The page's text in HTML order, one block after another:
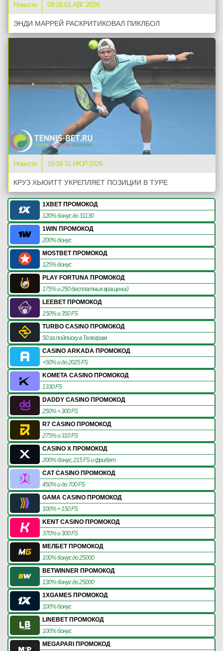
Новости 09:26 01 АВГ 2026
ЭНДИ МАРРЕЙ РАСКРИТИКОВАЛ ПИКЛБОЛ
Новости 19:34 31 ИЮЛ 2026
КРУЗ ХЬЮИТТ УКРЕПЛЯЕТ ПОЗИЦИИ В ТУРЕ
1XBET ПРОМОКОД
120% бонус до 31130
1WIN ПРОМОКОД
200% бонус
MOSTBET ПРОМОКОД
125% бонус
PLAY FORTUNA ПРОМОКОД
175% и 250 бесплатных вращений
LEEBET ПРОМОКОД
150% и 350 FS
TURBO CASINO ПРОМОКОД
50 за подписку в Телеграм
CASINO ARKADA ПРОМОКОД
+50% и до 2025 FS
KOMETA CASINO ПРОМОКОД
1330 FS
DADDY CASINO ПРОМОКОД
250% + 300 FS
R7 CASINO ПРОМОКОД
275% и 310 FS
CASINO X ПРОМОКОД
200% бонус, 215 FS и фрибет
CAT CASINO ПРОМОКОД
450% и до 700 FS
GAMA CASINO ПРОМОКОД
100% + 150 FS
KENT CASINO ПРОМОКОД
370% и 300 FS
МЕЛБЕТ ПРОМОКОД
100% бонус до 25000
BETWINNER ПРОМОКОД
130% бонус до 25000
1XGAMES ПРОМОКОД
100% бонус
LINEBET ПРОМОКОД
100% бонус
MEGAPARI ПРОМОКОД